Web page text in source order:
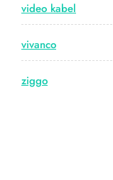
video kabel
vivanco
ziggo